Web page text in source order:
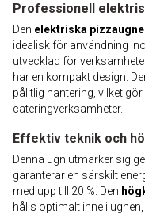
Professionell
Den elektriska
idealisk för användning
utvecklad för
har en kompakt design.
pålitlig hantering, vilket
cateringverksamheter.
Effektiv teknik och
Denna ugn utmärker sig
garanterar en särskilt
med upp till 20 %. Den
hålls optimalt inne i